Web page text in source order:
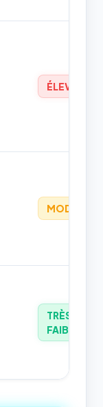
ÉLEVÉ
MODÉRÉ
TRÈS
FAIBLE